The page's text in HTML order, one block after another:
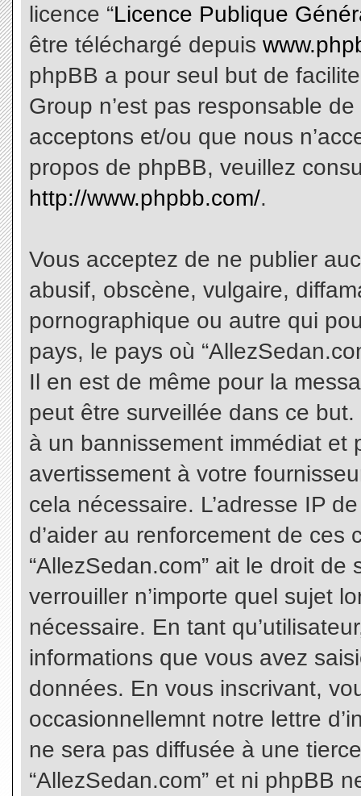
licence “Licence Publique
être téléchargé depuis
phpBB a pour seul but de
Group n’est pas responsable
acceptons et/ou que nous
propos de phpBB, veuillez
http://www.phpbb.com/.
Vous acceptez de ne publier
abusif, obscène, vulgaire,
pornographique ou autre qui
pays, le pays où
Il en est de même pour la
peut être surveillée dans ce
à un bannissement immédiat et
avertissement à votre
cela nécessaire. L’adresse IP
d’aider au renforcement de
“AllezSedan.com” ait le droit de
verrouiller n’importe quel sujet
nécessaire. En tant
informations que vous avez
données. En vous inscrivant,
occasionnellemnt notre lettre
ne sera pas diffusée à une
“AllezSedan.com” et ni phpBB